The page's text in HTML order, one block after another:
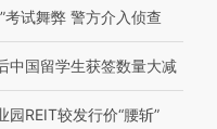
考试舞弊 警方介入侦查
中国留学生获签数量大减
园REIT较发行价“腰斩”